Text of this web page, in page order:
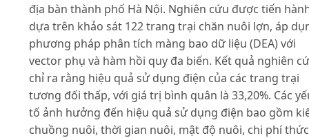
địa bàn thành phố Hà Nội. Nghiên cứu được tiến
dựa trên khảo sát 122 trang trại chăn nuôi lợn, áp
phương pháp phân tích màng bao dữ liệu (DEA) với
vector phụ và hàm hồi quy đa biến. Kết quả nghiên
chỉ ra rằng hiệu quả sử dụng điện của các trang trại
tương đối thấp, với giá trị bình quân là 33,20%. Các
tố ảnh hưởng đến hiệu quả sử dụng điện bao gồm
chuồng nuôi, thời gian nuôi, mật độ nuôi, chi phí thức